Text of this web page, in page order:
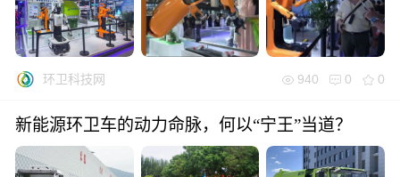
环卫科技网 940 0 0
新能源环卫车的动力命脉，何以“宁王”当道？